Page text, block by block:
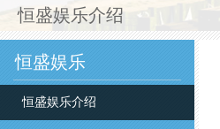
恒盛娱乐介绍
恒盛娱乐
恒盛娱乐介绍